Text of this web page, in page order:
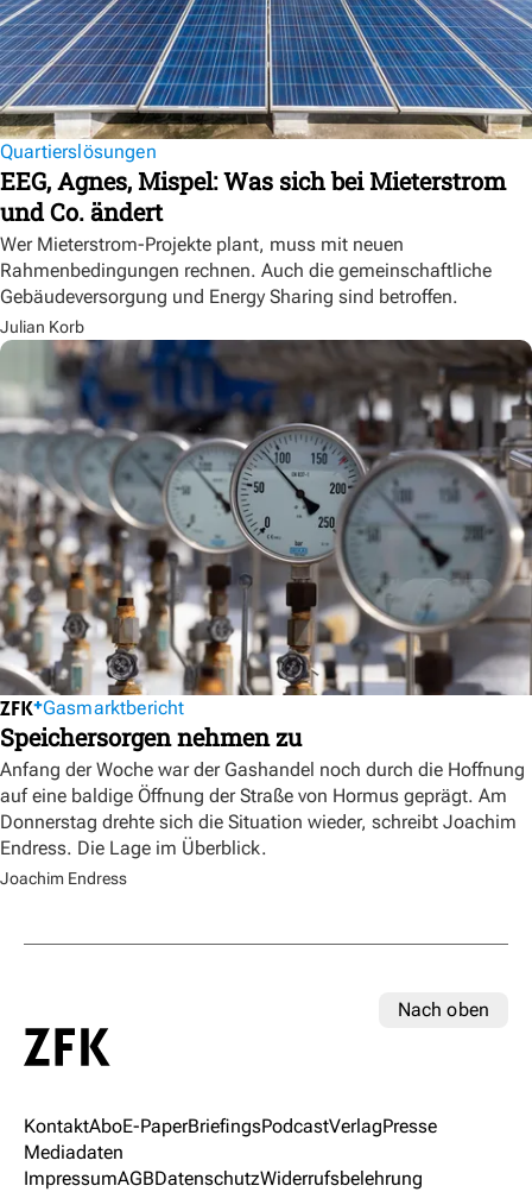
Quartierslösungen
EEG, Agnes, Mispel: Was sich bei Mieterstrom
und Co. ändert
Wer Mieterstrom-Projekte plant, muss mit neuen
Rahmenbedingungen rechnen. Auch die gemeinschaftliche
Gebäudeversorgung und Energy Sharing sind betroffen.
Julian Korb
Gasmarktbericht
Speichersorgen nehmen zu
Anfang der Woche war der Gashandel noch durch die Hoffnung
auf eine baldige Öffnung der Straße von Hormus geprägt. Am
Donnerstag drehte sich die Situation wieder, schreibt Joachim
Endress. Die Lage im Überblick.
Joachim Endress
Nach oben
KontaktAboE-PaperBriefingsPodcastVerlagPresse
Mediadaten
ImpressumAGBDatenschutzWiderrufsbelehrung